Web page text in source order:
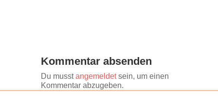
Kommentar absenden
Du musstangemeldetsein, um einen
Kommentar abzugeben.